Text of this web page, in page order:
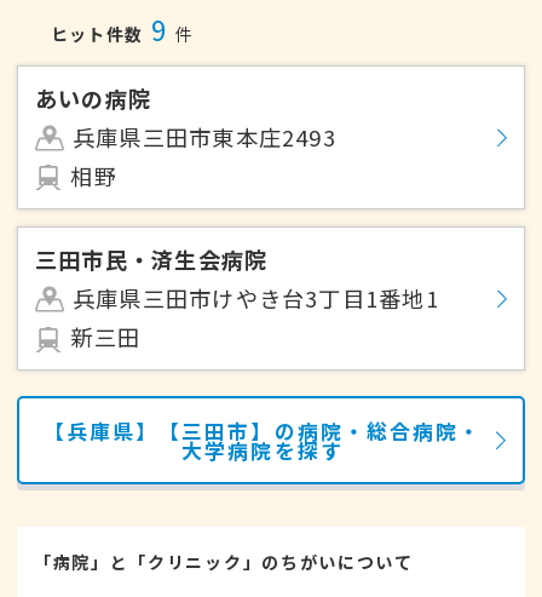
ヒット件数 9 件
あいの病院
兵庫県三田市東本庄2493
相野
三田市民・済生会病院
兵庫県三田市けやき台3丁目1番地1
新三田
【兵庫県】【三田市】の病院・総合病院・
大学病院を探す
「病院」と「クリニック」のちがいについて